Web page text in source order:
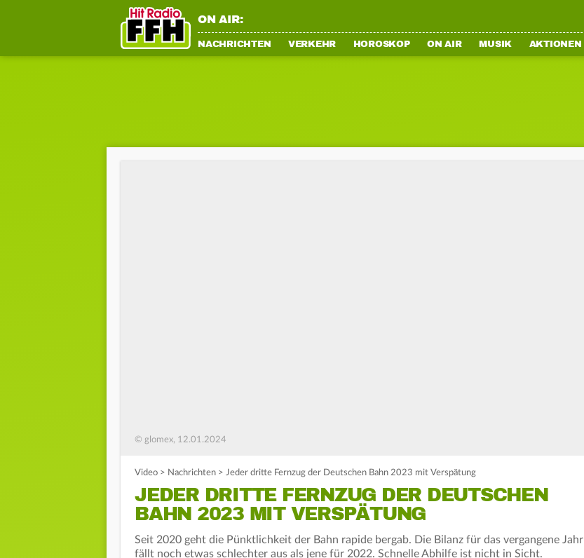
ON AIR:
NACHRICHTEN VERKEHR HOROSKOP ON AIR MUSIK AKTIONEN
© glomex, 12.01.2024
Video > Nachrichten > Jeder dritte Fernzug der Deutschen Bahn 2023 mit Verspätung
JEDER DRITTE FERNZUG DER DEUTSCHEN
BAHN 2023 MIT VERSPÄTUNG
Seit 2020 geht die Pünktlichkeit der Bahn rapide bergab. Die Bilanz für das vergangene Jahr
fällt noch etwas schlechter aus als jene für 2022. Schnelle Abhilfe ist nicht in Sicht.